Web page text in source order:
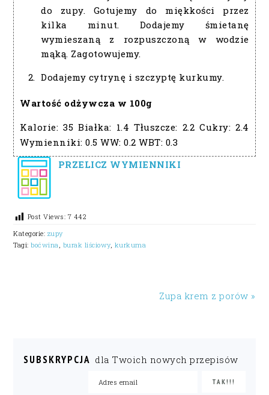
do zupy. Gotujemy do miękkości przez
kilka minut. Dodajemy śmietanę
wymieszaną z rozpuszczoną w wodzie
mąką. Zagotowujemy.
Dodajemy cytrynę i szczyptę kurkumy.
Wartość odżywcza w 100g
Kalorie:35 Białka: 1.4 Tłuszcze: 2.2 Cukry:2.4
Wymienniki:0.5 WW:0.2 WBT: 0.3
PRZELICZ WYMIENNIKI
Post Views: 7 442
Kategorie: zupy
Tagi:boćwina burak liściowy, kurkuma
Zupa krem z porów »
SUBSKRYPCJA dla Twoich nowych przepisów